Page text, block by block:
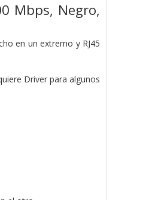
Mbps, Negro,
en un extremo y RJ45
Driver para algunos